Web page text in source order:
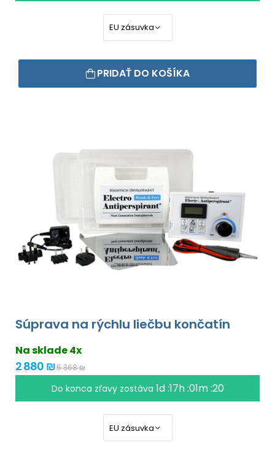
PRIDAŤ DO KOŠÍKA
Súprava na rýchlu liečbu končatín
Na sklade 4x
2 880 ₪5 368 ₪
Do konca zľavy zostáva1d :17h :01m :18